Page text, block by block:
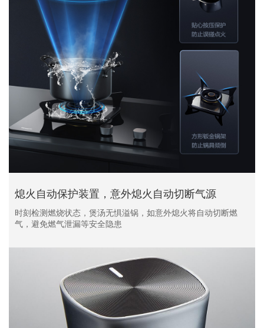
熄火自动保护装置，意外熄火自动切断气源
时刻检测燃烧状态，煲汤无惧溢锅，如意外熄火将自动切断燃
气，避免燃气泄漏等安全隐患